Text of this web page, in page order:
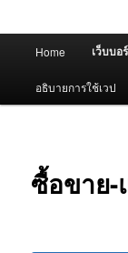
Home เว็บบอ
อธิบายการใช้เวป
ซื้อขาย-